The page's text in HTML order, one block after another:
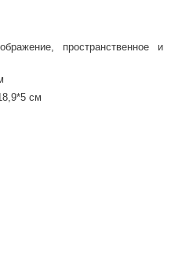
пространственное и
см